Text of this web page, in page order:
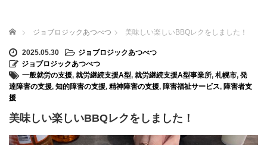
g
a
ホーム ジョブロジックあつべつ 美味しい楽しいBBQレクをしました！
2025.05.30
ジョブロジックあつべつ
ジョブロジックあつべつ
一般就労の支援, 就労継続支援A型, 就労継続支援A型事業所, 札幌市, 発
達障害の支援, 知的障害の支援, 精神障害の支援, 障害福祉サービス, 障害者支
援
美味しい楽しいBBQレクをしました！